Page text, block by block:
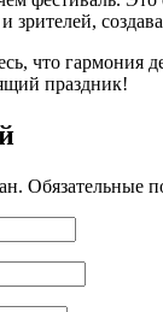
зрителей,
что
праздник!
Обязательные